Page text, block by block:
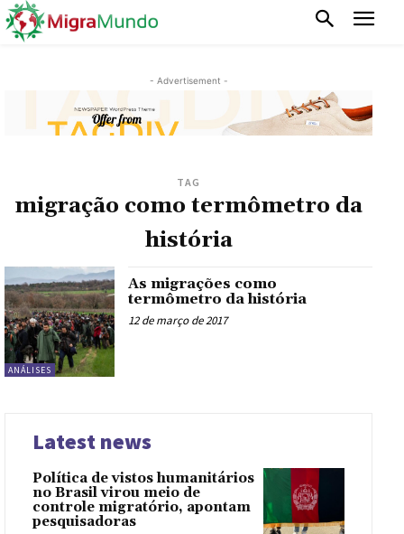
- Advertisement -
TAG
migração como termômetro da
história
ANÁLISES
As migrações como
termômetro da história
12 de março de 2017
Latest news
Política de vistos humanitários
no Brasil virou meio de
controle migratório, apontam
pesquisadoras